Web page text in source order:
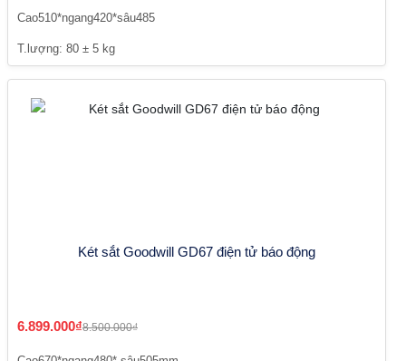
Cao510*ngang420*sâu485
T.lượng: 80 ± 5 kg
Két sắt Goodwill GD67 điện tử báo động
6.899.000₫8.500.000₫